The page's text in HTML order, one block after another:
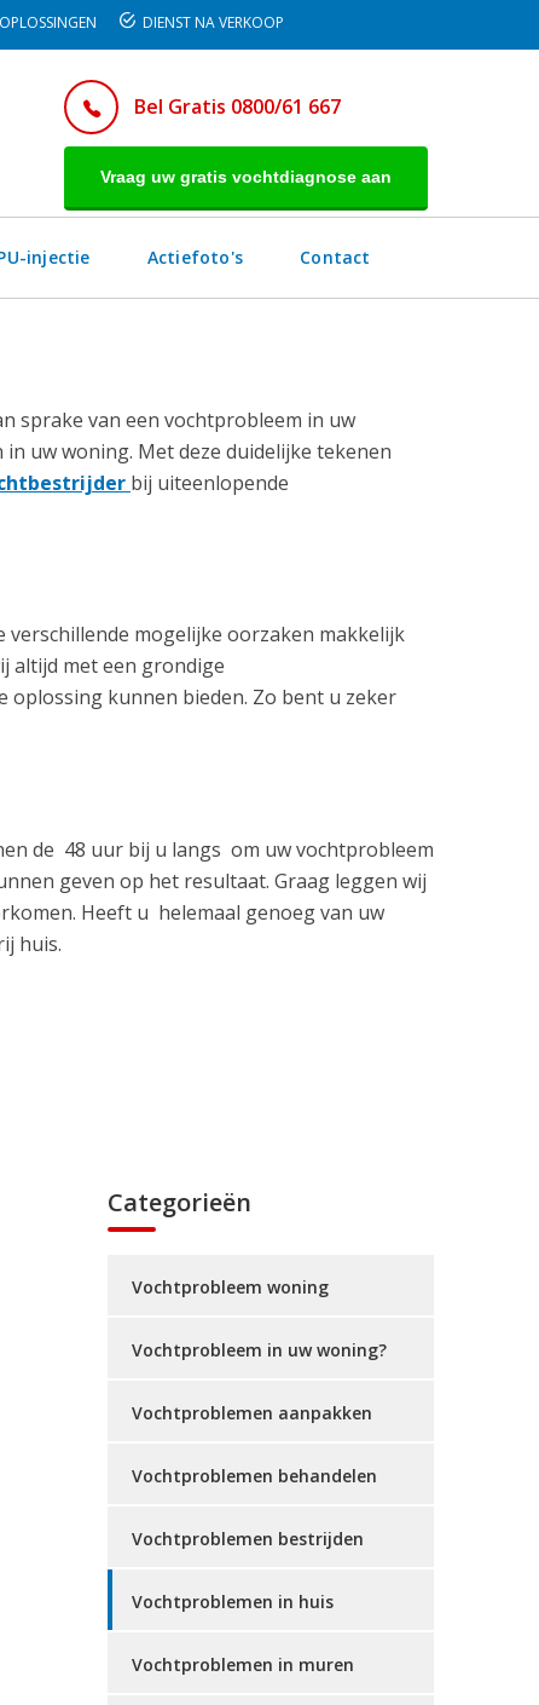
DIENST NA VERKOOP
Bel Gratis 0800/61 667
Vraag uw gratis vochtdiagnose aan
injectie Actiefoto's Contact
sprake van een vochtprobleem in uw
uw woning. Met deze duidelijke tekenen
bij uiteenlopende
mogelijke oorzaken makkelijk
altijd met een grondige
oplossing kunnen bieden. Zo bent u zeker
de 48 uur bij u langs om uw vochtprobleem
geven op het resultaat. Graag leggen wij
Heeft u helemaal genoeg van uw
huis.
Categorieën
Vochtprobleem woning
Vochtprobleem in uw woning?
Vochtproblemen aanpakken
Vochtproblemen behandelen
Vochtproblemen bestrijden
Vochtproblemen in huis
Vochtproblemen in muren